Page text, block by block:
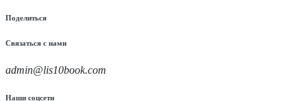
Поделиться
Связаться с нами
admin@lis10book.com
Наши соцсети